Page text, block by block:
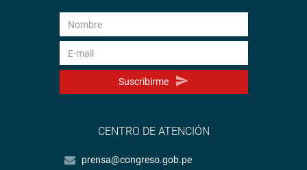
Suscribirme
CENTRO DE ATENCIÓN
prensa@congreso.gob.pe